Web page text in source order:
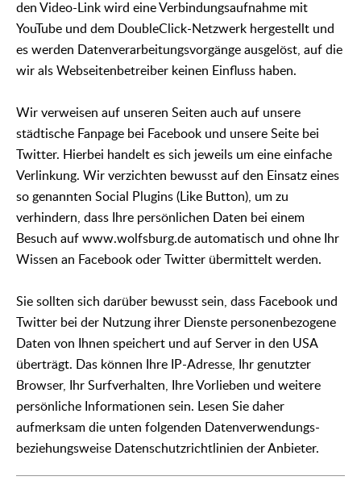
den Video-Link wird eine Verbindungsaufnahme mit
YouTube und dem DoubleClick-Netzwerk hergestellt und
es werden Datenverarbeitungsvorgänge ausgelöst, auf die
wir als Webseitenbetreiber keinen Einfluss haben.
Wir verweisen auf unseren Seiten auch auf unsere
städtische Fanpage bei Facebook und unsere Seite bei
Twitter. Hierbei handelt es sich jeweils um eine einfache
Verlinkung. Wir verzichten bewusst auf den Einsatz eines
so genannten Social Plugins (Like Button), um zu
verhindern, dass Ihre persönlichen Daten bei einem
Besuch auf www.wolfsburg.de automatisch und ohne Ihr
Wissen an Facebook oder Twitter übermittelt werden.
Sie sollten sich darüber bewusst sein, dass Facebook und
Twitter bei der Nutzung ihrer Dienste personenbezogene
Daten von Ihnen speichert und auf Server in den USA
überträgt. Das können Ihre IP-Adresse, Ihr genutzter
Browser, Ihr Surfverhalten, Ihre Vorlieben und weitere
persönliche Informationen sein. Lesen Sie daher
aufmerksam die unten folgenden Datenverwendungs-
beziehungsweise Datenschutzrichtlinien der Anbieter.